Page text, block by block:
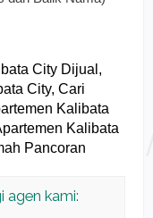
City Dijual,
City, Cari
Kalibata
Kalibata
Pancoran
agen kami: